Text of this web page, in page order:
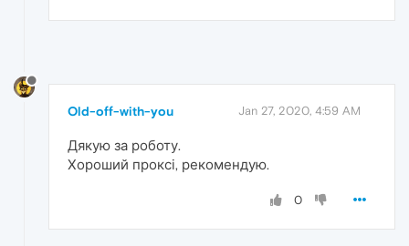
Old-off-with-you Jan 27, 2020, 4:59 AM
Дякую за роботу.
Хороший проксі, рекомендую.
0